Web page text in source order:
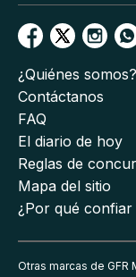
¿Quiénes somos?
Contáctanos
FAQ
El diario de hoy
Reglas de
Mapa del sitio
¿Por qué
Otras marcas de GFR